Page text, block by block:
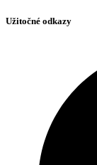
Užitočné odkazy